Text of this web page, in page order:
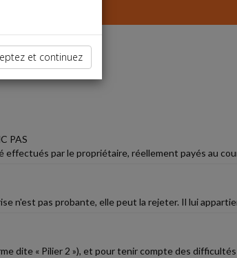
PAS
par le propriétaire, réellement payés au
n'est pas probante, elle peut la rejeter. Il lui
dite « Pilier 2 »), et pour tenir compte des
et continuez